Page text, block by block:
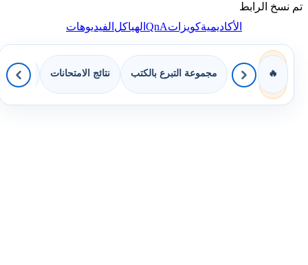
تم نسخ الرابط
الأكاديميةكويزاتQnAالهياكلالفيديوهات
🔥 مجموعة التبرع بالكتب نتائج الامتحانات